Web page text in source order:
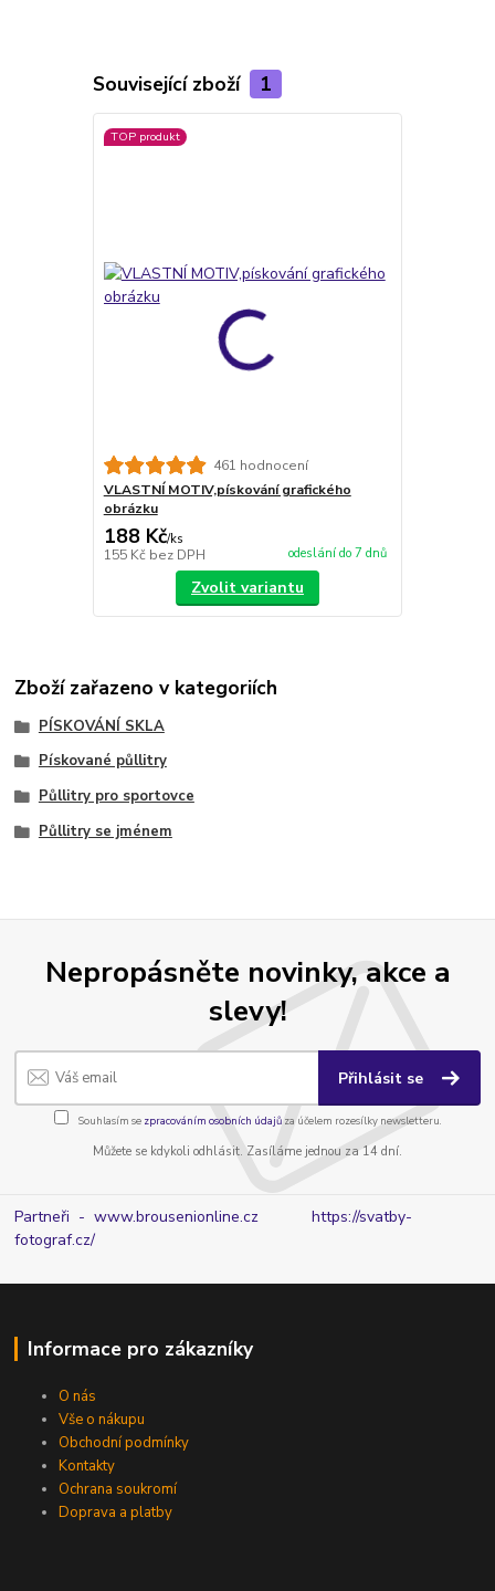
Související zboží 1
TOP produkt
461 hodnocení
VLASTNÍ MOTIV,pískování grafického
obrázku
188 Kč/ks
155 Kč bez DPH odeslání do 7 dnů
Zvolit variantu
Zboží zařazeno v kategoriích
PÍSKOVÁNÍ SKLA
Pískované půllitry
Půllitry pro sportovce
Půllitry se jménem
Nepropásněte novinky, akce a
slevy!
Přihlásit se
Souhlasím se zpracováním osobních údajůza účelem rozesílky newsletteru.
Můžete se kdykoli odhlásit. Zasíláme jednou za 14 dní.
Partneři - www.brousenionline.czhttps://svatby-
fotograf.cz/
Informace pro zákazníky
O nás
Vše o nákupu
Obchodní podmínky
Kontakty
Ochrana soukromí
Doprava a platby